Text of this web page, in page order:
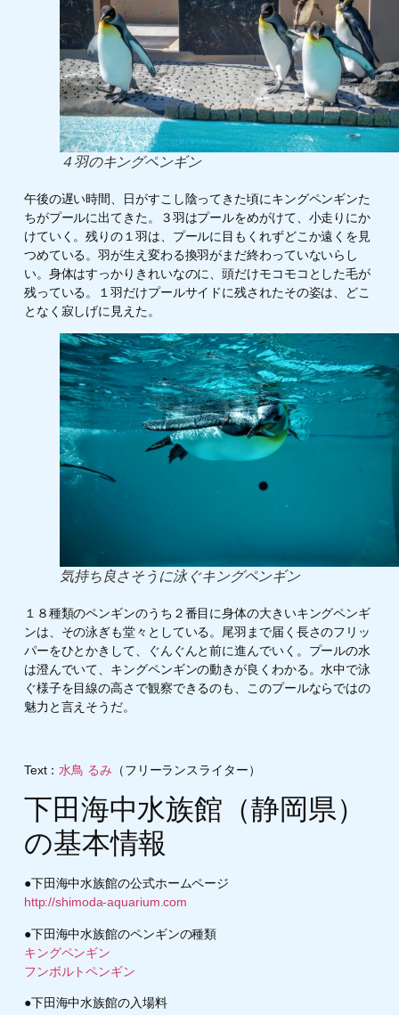
４羽のキングペンギン
午後の遅い時間、日がすこし陰ってきた頃にキングペンギンた
ちがプールに出てきた。３羽はプールをめがけて、小走りにか
けていく。残りの１羽は、プールに目もくれずどこか遠くを見
つめている。羽が生え変わる換羽がまだ終わっていないらし
い。身体はすっかりきれいなのに、頭だけモコモコとした毛が
残っている。１羽だけプールサイドに残されたその姿は、どこ
となく寂しげに見えた。
気持ち良さそうに泳ぐキングペンギン
１８種類のペンギンのうち２番目に身体の大きいキングペンギ
ンは、その泳ぎも堂々としている。尾羽まで届く長さのフリッ
パーをひとかきして、ぐんぐんと前に進んでいく。プールの水
は澄んでいて、キングペンギンの動きが良くわかる。水中で泳
ぐ様子を目線の高さで観察できるのも、このプールならではの
魅力と言えそうだ。
Text：水鳥 るみ （フリーランスライター）
下田海中水族館（静岡県）
の基本情報
●下田海中水族館の公式ホームページ
http://shimoda-aquarium.com
●下田海中水族館のペンギンの種類
キングペンギン
フンボルトペンギン
●下田海中水族館の入場料